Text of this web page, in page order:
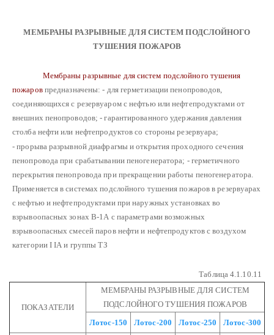
МЕМБРАНЫ РАЗРЫВНЫЕ ДЛЯ СИСТЕМ ПОДСЛОЙНОГО
ТУШЕНИЯ ПОЖАРОВ
Мембраны разрывные для систем подслойного тушения
пожаровпредназначены:- для герметизации пенопроводов,
соединяющихся с резервуаром с нефтью или нефтепродуктами от
внешних пенопроводов; - гарантированного удержания давления
столба нефти или нефтепродуктов со стороны резервуара;
- прорыва разрывной диафрагмы и открытия проходного сечения
пенопровода при срабатывании пеногенератора; - герметичного
перекрытия пенопровода при прекращении работы пеногенератора.
Применяется в системах подслойного тушения пожаров в резервуарах
с нефтью и нефтепродуктами при наружных установках во
взрывоопасных зонах В-1А с параметрами возможных
взрывоопасных смесей паров нефти и нефтепродуктов с воздухом
категории І ІА и группы ТЗ
Таблица 4.1.10.11
ПОКАЗАТЕЛИ
МЕМБРАНЫ РАЗРЫВНЫЕ ДЛЯ СИСТЕМ
ПОДСЛОЙНОГО ТУШЕНИЯ ПОЖАРОВ
Лотос-150
Лотос-200 Лотос-250 Лотос-300